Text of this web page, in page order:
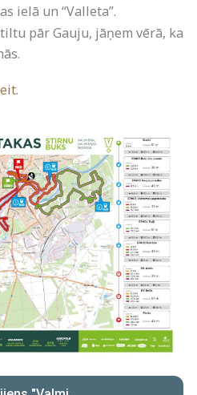
ielā un “Valleta”.
pār Gauju, jāņem vērā, ka
.